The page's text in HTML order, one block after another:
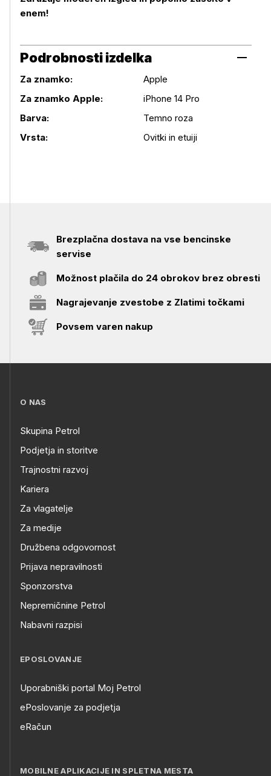
enem!
Podrobnosti izdelka
Podrobnosti izdelka
Za znamko:
Apple
Za znamko Apple:
iPhone 14 Pro
Barva:
Temno roza
Vrsta:
Ovitki in etuiji
Brezplačna dostava na vse bencinske
servise
Možnost plačila do 24 obrokov brez obresti
Nagrajevanje zvestobe z Zlatimi točkami
Povsem varen nakup
O NAS
Skupina Petrol
Podjetja in storitve
Trajnostni razvoj
Kariera
Za vlagatelje
Za medije
Družbena odgovornost
Prijava nepravilnosti
Sponzorstva
Nepremičnine Petrol
Nabavni razpisi
EPOSLOVANJE
Uporabniški portal Moj Petrol
ePoslovanje za podjetja
eRačun
MOBILNE APLIKACIJE IN SPLETNA MESTA